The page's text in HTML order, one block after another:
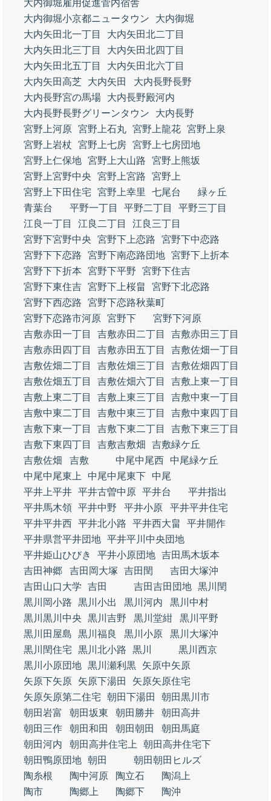
大内御堀雇用促進菅内宿舎
大内御堀小京都ニュータウン
大内御堀
大内矢田北一丁目
大内矢田北二丁目
大内矢田北三丁目
大内矢田北四丁目
大内矢田北五丁目
大内矢田北六丁目
大内矢田高芝
大内矢田
大内長野長野
大内長野宮の馬場
大内長野殿河内
大内長野長野グリーンタウン
大内長野
宮野上河原 宮野上石丸 宮野上龍花 宮野上泉
宮野上岩杖
宮野上七房 宮野上七房団地
宮野上仁保地 宮野上大山路
宮野上熊坂
宮野上宮野中央
宮野上宮路
宮野上
宮野上下田住宅
宮野上幸里 七尾台
緑ヶ丘
青葉台
平野一丁目 平野二丁目
平野三丁目
江良一丁目
江良二丁目
江良三丁目
宮野下宮野中央
宮野下上恋路
宮野下中恋路
宮野下下恋路
宮野下南恋路団地 宮野下上折本
宮野下下折本
宮野下平野
宮野下住吉
宮野下東住吉 宮野下上桜畠
宮野下北恋路
宮野下西恋路
宮野下恋路秋葉町
宮野下恋路市河原 宮野下
宮野下河原
吉敷赤田一丁目
吉敷赤田二丁目
吉敷赤田三丁目
吉敷赤田四丁目
吉敷赤田五丁目
吉敷佐畑一丁目
吉敷佐畑二丁目
吉敷佐畑三丁目
吉敷佐畑四丁目
吉敷佐畑五丁目
吉敷佐畑六丁目
吉敷上東一丁目
吉敷上東二丁目
吉敷上東三丁目
吉敷中東一丁目
吉敷中東二丁目
吉敷中東三丁目
吉敷中東四丁目
吉敷下東一丁目
吉敷下東二丁目
吉敷下東三丁目
吉敷下東四丁目
吉敷吉敷畑
吉敷緑ケ丘
吉敷佐畑
吉敷 中尾中尾西
中尾緑ケ丘
中尾中尾東上
中尾中尾東下
中尾
平井上平井 平井古曽中原 平井台
平井指出
平井馬木領 平井中野 平井小原
平井平井住宅
平井平井西 平井北小路 平井西大畠
平井開作
平井県営平井団地 平井平川中央団地
平井姫山ひびき
平井小原団地 吉田馬木坂本
吉田神郷
吉田岡大塚 吉田閏
吉田大塚沖
吉田山口大学
吉田 吉田吉田団地 黒川閏
黒川岡小路
黒川小出 黒川河内
黒川中村
黒川黒川中央
黒川吉野 黒川堂紺
黒川平野
黒川田屋島
黒川福良 黒川小原
黒川大塚沖
黒川閏住宅
黒川北小路 黒川
黒川西京
黒川小原団地 黒川瀬利黒
矢原中矢原
矢原下矢原
矢原下湯田
矢原矢原住宅
矢原矢原第二住宅
朝田下湯田
朝田黒川市
朝田岩富
朝田坂東 朝田勝井
朝田高井
朝田三作
朝田和田 朝田朝田
朝田馬庭
朝田河内
朝田高井住宅上
朝田高井住宅下
朝田鴨原団地 朝田
朝田朝田ヒルズ
陶糸根
陶中河原 陶立石
陶潟上
陶市
陶郷上 陶郷下
陶沖